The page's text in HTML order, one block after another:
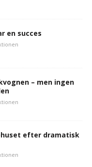
en succes
– men ingen
efter dramatisk